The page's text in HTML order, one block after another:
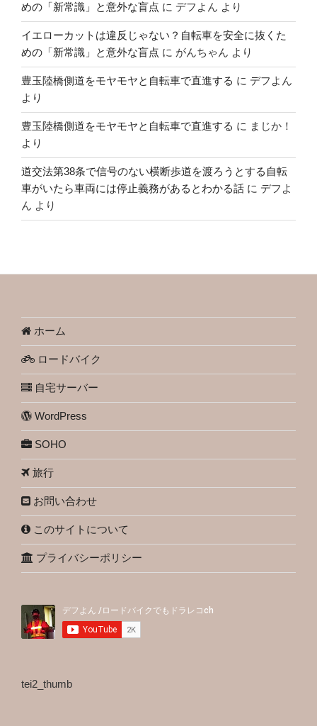
めの「新常識」と意外な盲点 に デフよん より
イエローカットは違反じゃない？自転車を安全に抜くた
めの「新常識」と意外な盲点 に がんちゃん より
豊玉陸橋側道をモヤモヤと自転車で直進する に デフよん
より
豊玉陸橋側道をモヤモヤと自転車で直進する に まじか！
より
道交法第38条で信号のない横断歩道を渡ろうとする自転
車がいたら車両には停止義務があるとわかる話 に デフよ
ん より
ホーム
ロードバイク
自宅サーバー
WordPress
SOHO
旅行
お問い合わせ
このサイトについて
プライバシーポリシー
tei2_thumb